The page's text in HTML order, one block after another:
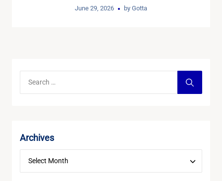
June 29, 2026 by Gotta
Archives